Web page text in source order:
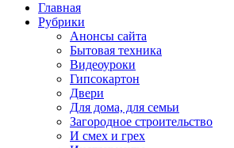
Главная
Рубрики
Анонсы сайта
Бытовая техника
Видеоуроки
Гипсокартон
Двери
Для дома, для семьи
Загородное строительство
И смех и грех